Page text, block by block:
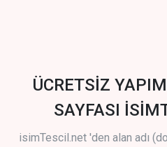
ÜCRETSİZ
SAYFASI
isimTescil.net 'den alan adı